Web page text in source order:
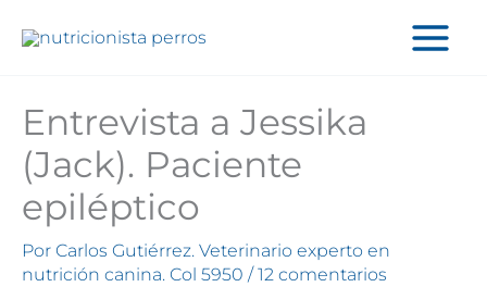
Entrevista a Jessika
(Jack). Paciente
epiléptico
Por Carlos Gutiérrez. Veterinario experto en
nutrición canina. Col 5950 / 12 comentarios